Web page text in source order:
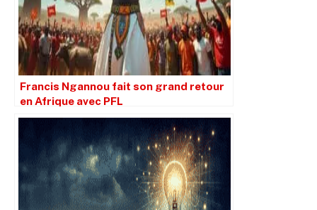
Francis Ngannou fait son grand retour
en Afrique avec PFL